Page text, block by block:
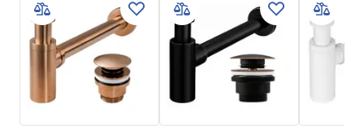
Finition
Brillant
Longueur
505mm
Largeur
385
Hauteur
Instructions de montage
Basin.pdf
Conditions de garantie
Warranty_Terms_and_Conditions_Basins_-_5.pdf